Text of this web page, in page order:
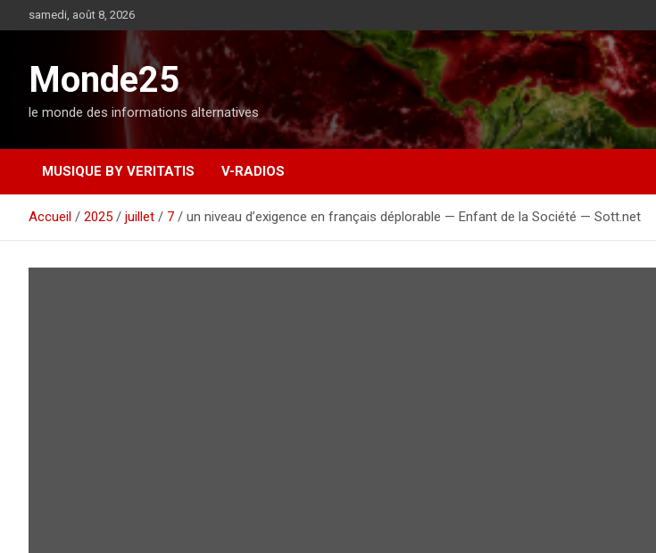
l
t
samedi, août 8, 2026
Monde25
le monde des informations alternatives
MUSIQUE BY VERITATIS V-RADIOS
Accueil 2025 juillet 7 un niveau d’exigence en français déplorable — Enfant de la Société — Sott.net